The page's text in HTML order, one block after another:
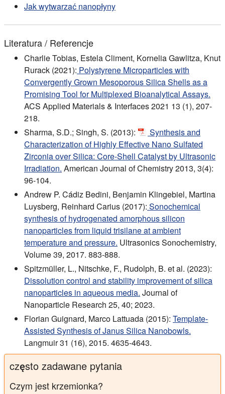
Jak wytwarzać nanopłyny
Literatura / Referencje
Charlie Tobias, Estela Climent, Kornelia Gawlitza, Knut
Rurack (2021): Polystyrene Microparticles with
Convergently Grown Mesoporous Silica Shells as a
Promising Tool for Multiplexed Bioanalytical Assays.
ACS Applied Materials & Interfaces 2021 13 (1), 207-
218.
Sharma, S.D.; Singh, S. (2013):
Synthesis and
Characterization of Highly Effective Nano Sulfated
Zirconia over Silica: Core-Shell Catalyst by Ultrasonic
Irradiation. American Journal of Chemistry 2013, 3(4):
96-104.
Andrew P. Cádiz Bedini, Benjamin Klingebiel, Martina
Luysberg, Reinhard Carius (2017): Sonochemical
synthesis of hydrogenated amorphous silicon
nanoparticles from liquid trisilane at ambient
temperature and pressure. Ultrasonics Sonochemistry,
Volume 39, 2017. 883-888.
Spitzmüller, L., Nitschke, F., Rudolph, B. et al. (2023):
Dissolution control and stability improvement of silica
nanoparticles in aqueous media. Journal of
Nanoparticle Research 25, 40; 2023.
Florian Guignard, Marco Lattuada (2015): Template-
Assisted Synthesis of Janus Silica Nanobowls.
Langmuir 31 (16), 2015. 4635-4643.
często zadawane pytania
Czym jest krzemionka?